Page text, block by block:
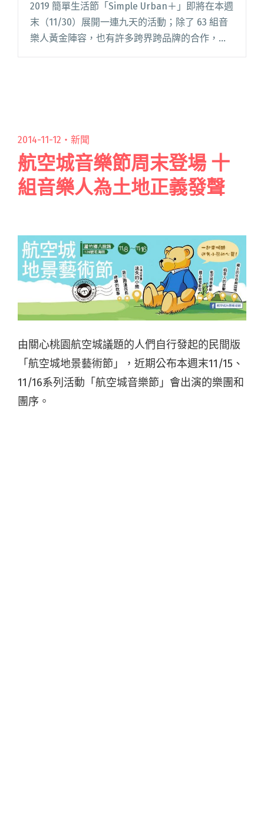
2019 簡單生活節「Simple Urban＋」即將在本週
末（11/30）展開一連九天的活動；除了 63 組音
樂人黃金陣容，也有許多跨界跨品牌的合作，譬
如「禾餘麥酒」與「詹記麻辣火鍋」將在現場推
2014-11-12・ 新聞
航空城音樂節周末登場 十
組音樂人為土地正義發聲
由關心桃園航空城議題的人們自行發起的民間版
「航空城地景藝術節」，近期公布本週末11/15、
11/16系列活動「航空城音樂節」會出演的樂團和
團序。